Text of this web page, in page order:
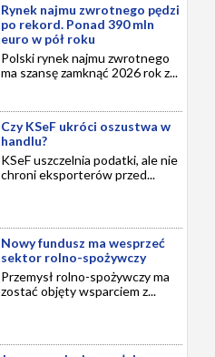
Rynek najmu zwrotnego pędzi
po rekord. Ponad 390 mln
euro w pół roku
Polski rynek najmu zwrotnego
ma szansę zamknąć 2026 rok z...
Czy KSeF ukróci oszustwa w
handlu?
KSeF uszczelnia podatki, ale nie
chroni eksporterów przed...
Nowy fundusz ma wesprzeć
sektor rolno-spożywczy
Przemysł rolno-spożywczy ma
zostać objęty wsparciem z...